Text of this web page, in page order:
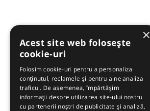
×
Acest site web folosește
cookie-uri
Folosim cookie-uri pentru a personaliza
conținutul, reclamele și pentru a ne analiza
traficul. De asemenea, împărtășim
informații despre utilizarea site-ului nostru
cu partenerii noștri de publicitate și analiză,